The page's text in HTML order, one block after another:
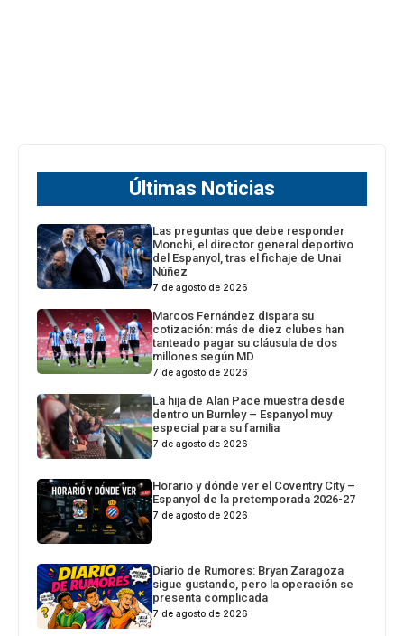
Últimas Noticias
Las preguntas que debe responder
Monchi, el director general deportivo
del Espanyol, tras el fichaje de Unai
Núñez
7 de agosto de 2026
Marcos Fernández dispara su
cotización: más de diez clubes han
tanteado pagar su cláusula de dos
millones según MD
7 de agosto de 2026
La hija de Alan Pace muestra desde
dentro un Burnley – Espanyol muy
especial para su familia
7 de agosto de 2026
Horario y dónde ver el Coventry City –
Espanyol de la pretemporada 2026-27
7 de agosto de 2026
Diario de Rumores: Bryan Zaragoza
sigue gustando, pero la operación se
presenta complicada
7 de agosto de 2026